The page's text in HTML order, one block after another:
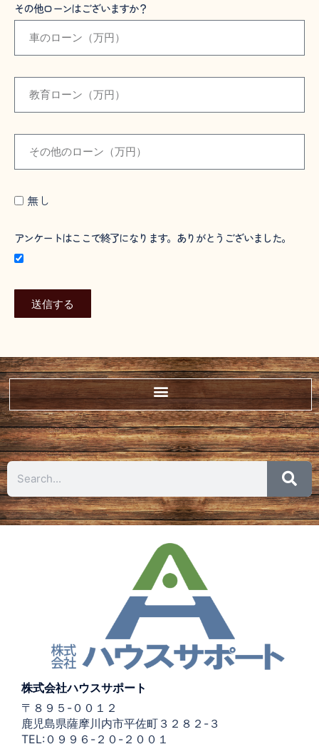
その他ローンはございますか？
無し
アンケートはここで終了になります。ありがとうございました。
送信する
株式会社ハウスサポート
〒８９５-００１２
鹿児島県薩摩川内市平佐町３２８２-３
TEL:０９９６-２０-２００１